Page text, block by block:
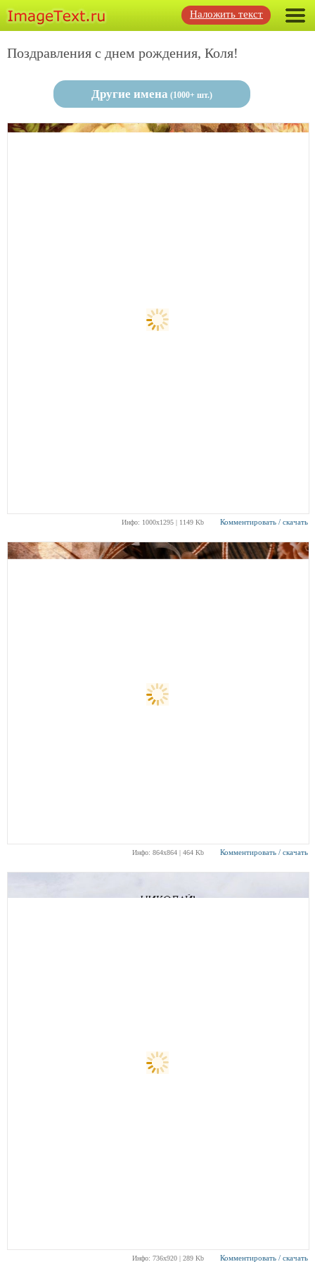
Наложить текст
Поздравления с днем рождения, Коля!
Другие имена (1000+ шт.)
Инфо: 1000х1295 | 1149 Kb Комментировать / скачать
Инфо: 864х864 | 464 Kb Комментировать / скачать
Инфо: 736х920 | 289 Kb Комментировать / скачать